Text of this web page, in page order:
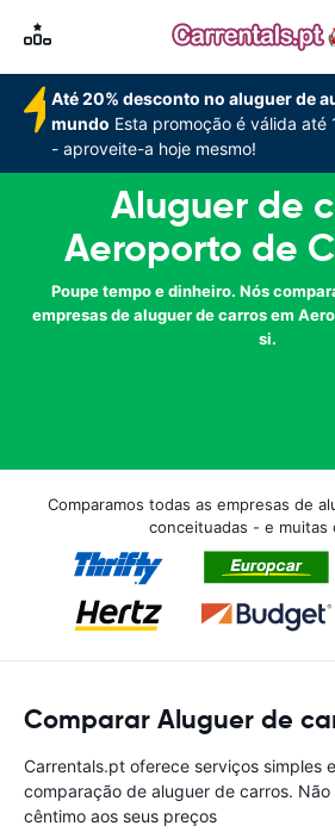
Até 20% desconto no aluguer de
mundo Esta promoção é válida até
- aproveite-a hoje mesmo!
Aluguer de
Aeroporto de
Poupe tempo e dinheiro. Nós
empresas de aluguer de carros em
si.
Comparamos todas as empresas de
conceituadas - e muitas
Comparar Aluguer de
Carrentals.pt oferece serviços simples
comparação de aluguer de carros. Não
cêntimo aos seus preços